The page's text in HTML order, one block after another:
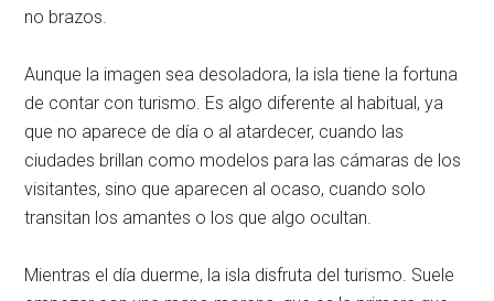
no brazos.
Aunque la imagen sea desoladora, la isla tiene la fortuna
de contar con turismo. Es algo diferente al habitual, ya
que no aparece de día o al atardecer, cuando las
ciudades brillan como modelos para las cámaras de los
visitantes, sino que aparecen al ocaso, cuando solo
transitan los amantes o los que algo ocultan.
Mientras el día duerme, la isla disfruta del turismo. Suele